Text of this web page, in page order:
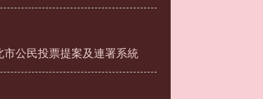
市公民投票提案及連署系統